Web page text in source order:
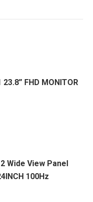
FHD MONITOR
Wide View Panel
100Hz